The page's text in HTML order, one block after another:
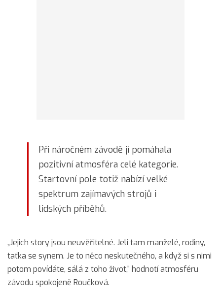
Při náročném závodě jí pomáhala
pozitivní atmosféra celé kategorie.
Startovní pole totiž nabízí velké
spektrum zajímavých strojů i
lidských příběhů.
„Jejich story jsou neuvěřitelné. Jeli tam manželé, rodiny,
taťka se synem. Je to něco neskutečného, a když si s nimi
potom povídáte, sálá z toho život,“ hodnotí atmosféru
závodu spokojeně Roučková.